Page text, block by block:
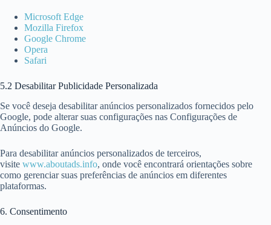
Microsoft Edge
Mozilla Firefox
Google Chrome
Opera
Safari
5.2 Desabilitar Publicidade Personalizada
Se você deseja desabilitar anúncios personalizados fornecidos pelo
Google, pode alterar suas configurações nas Configurações de
Anúncios do Google.
Para desabilitar anúncios personalizados de terceiros,
visite www.aboutads.info, onde você encontrará orientações sobre
como gerenciar suas preferências de anúncios em diferentes
plataformas.
6. Consentimento